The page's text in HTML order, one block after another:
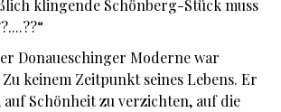
klingende Schönberg-Stück muss
Donaueschinger Moderne war
keinem Zeitpunkt seines Lebens. Er
Schönheit zu verzichten, auf die